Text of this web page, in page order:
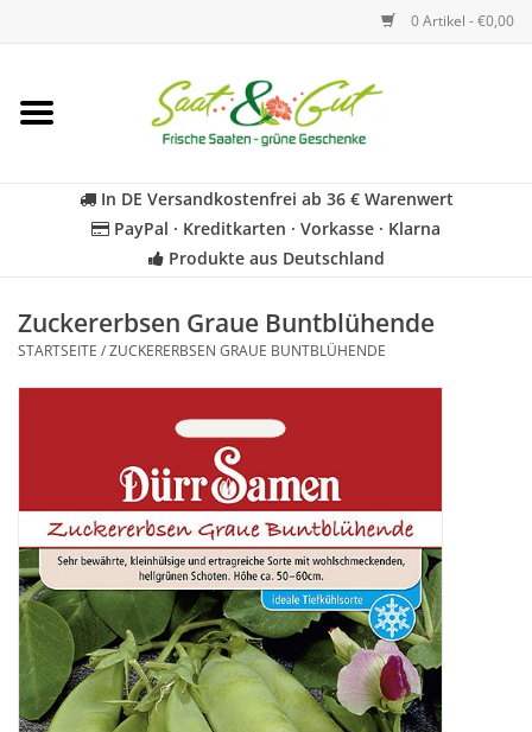
0 Artikel - €0,00
Startseite
Kräuter
Geschenkideen
Katalog
In DE Versandkostenfrei ab 36 € Warenwert
PayPal · Kreditkarten · Vorkasse · Klarna
Produkte aus Deutschland
Zuckererbsen Graue Buntblühende
STARTSEITE /ZUCKERERBSEN GRAUE BUNTBLÜHENDE